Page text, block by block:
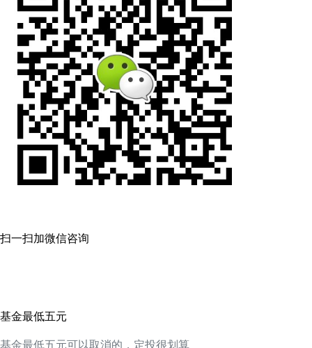
扫一扫加微信咨询
基金最低五元
基金最低五元可以取消的，定投很划算